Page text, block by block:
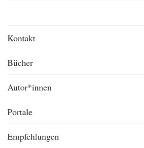
Kontakt
Bücher
Autor*innen
Portale
Empfehlungen